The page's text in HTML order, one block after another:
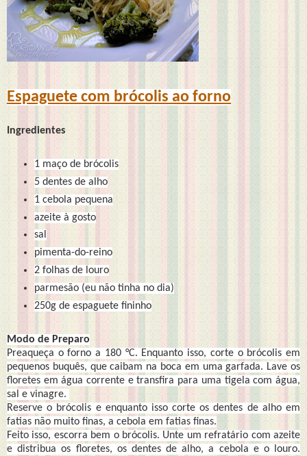
Espaguete com brócolis ao forno
Ingredientes
1 maço de brócolis
5 dentes de alho
1 cebola pequena
azeite à gosto
sal
pimenta-do-reino
2 folhas de louro
parmesão (eu não tinha no dia)
250g de espaguete fininho
Modo de Preparo
Preaqueça o forno a 180 °C. Enquanto isso, corte o brócolis em
pequenos buquês, que caibam na boca em uma garfada. Lave os
floretes em água corrente e transfira para uma tigela com água,
sal e vinagre.
Reserve o brócolis e enquanto isso corte os dentes de alho em
fatias não muito finas, a cebola em fatias finas.
Feito isso, escorra bem o brócolis. Unte um refratário com azeite
e distribua os floretes, os dentes de alho, a cebola e o louro.